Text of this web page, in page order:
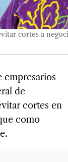
cortes a
empresarios
de
cortes en
como